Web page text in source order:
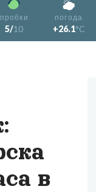
пробки
5/10
погода
+26.1°C
в